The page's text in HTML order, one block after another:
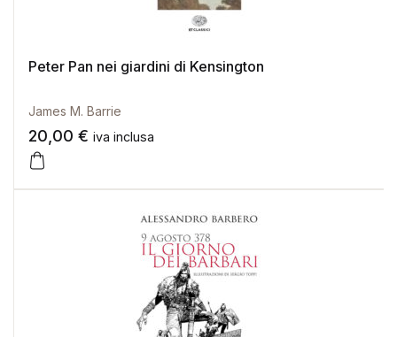
Peter Pan nei giardini di Kensington
James M. Barrie
20,00 € iva inclusa